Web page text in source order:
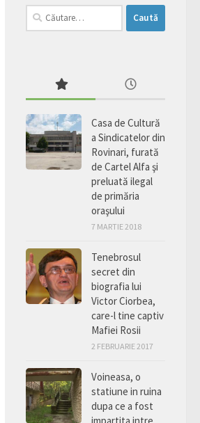
Caută
după:
Casa de Cultură
a Sindicatelor din
Rovinari, furată
de Cartel Alfa şi
preluată ilegal
de primăria
oraşului
7 MARTIE 2018
Tenebrosul
secret din
biografia lui
Victor Ciorbea,
care-l tine captiv
Mafiei Rosii
2 FEBRUARIE 2017
Voineasa, o
statiune in ruina
dupa ce a fost
impartita intre